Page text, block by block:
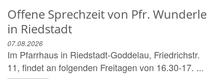
Offene Sprechzeit von Pfr. Wunderle
in Riedstadt
07.08.2026
Im Pfarrhaus in Riedstadt-Goddelau, Friedrichstr.
11, findet an folgenden Freitagen von 16.30-17. ...